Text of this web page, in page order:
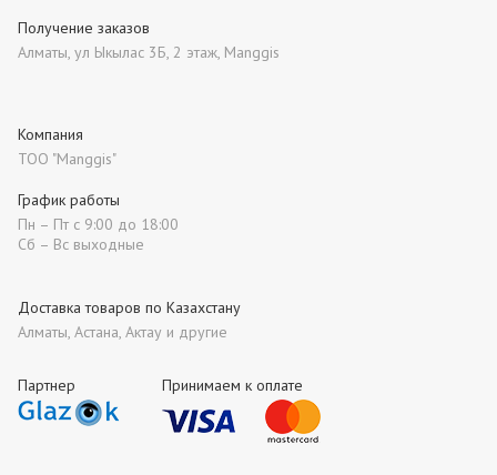
Партнер Принимаем к оплате
Получение заказов
Алматы, ул Ыкылас 3Б, 2 этаж, Manggis
Компания
ТОО "Manggis"
Доставка товаров по Казахстану
Алматы, Астана, Актау и другие
График работы
Пн – Пт с 9:00 до 18:00
Сб – Вс выходные